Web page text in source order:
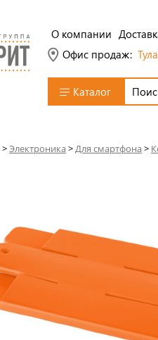
О компании
Офис продаж: Тула
Каталог
>Электроника>Для смартфона>